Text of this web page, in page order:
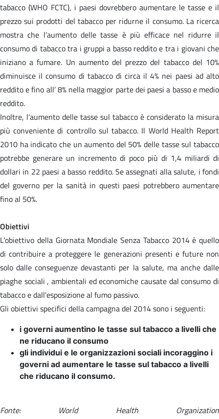
tabacco (WHO FCTC), i paesi dovrebbero aumentare le tasse e il
prezzo sui prodotti del tabacco per ridurne il consumo. La ricerca
mostra che l’aumento delle tasse è più efficace nel ridurre il
consumo di tabacco tra i gruppi a basso reddito e tra i giovani che
iniziano a fumare. Un aumento del prezzo del tabacco del 10%
diminuisce il consumo di tabacco di circa il 4% nei paesi ad alto
reddito e fino all’ 8% nella maggior parte dei paesi a basso e medio
reddito.
Inoltre, l'aumento delle tasse sul tabacco è considerato la misura
più conveniente di controllo sul tabacco. Il World Health Report
2010 ha indicato che un aumento del 50% delle tasse sul tabacco
potrebbe generare un incremento di poco più di 1,4 miliardi di
dollari in 22 paesi a basso reddito. Se assegnati alla salute, i fondi
del governo per la sanità in questi paesi potrebbero aumentare
fino al 50%.
Obiettivi
L'obiettivo della Giornata Mondiale Senza Tabacco 2014 è quello
di contribuire a proteggere le generazioni presenti e future non
solo dalle conseguenze devastanti per la salute, ma anche dalle
piaghe sociali , ambientali ed economiche causate dal consumo di
tabacco e dall'esposizione al fumo passivo.
Gli obiettivi specifici della campagna del 2014 sono i seguenti:
i governi aumentino le tasse sul tabacco a livelli che
ne riducano il consumo
gli individui e le organizzazioni sociali incoraggino i
governi ad aumentare le tasse sul tabacco a livelli
che riducano il consumo.
Fonte: World Health Organization